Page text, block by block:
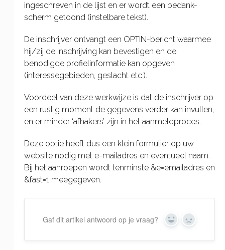
ingeschreven in de lijst en er wordt een bedank-
scherm getoond (instelbare tekst).
De inschrijver ontvangt een OPTIN-bericht waarmee
hij/zij de inschrijving kan bevestigen en de
benodigde profielinformatie kan opgeven
(interessegebieden, geslacht etc.).
Voordeel van deze werkwijze is dat de inschrijver op
een rustig moment de gegevens verder kan invullen,
en er minder ‘afhakers’ zijn in het aanmeldproces.
Deze optie heeft dus een klein formulier op uw
website nodig met e-mailadres en eventueel naam.
Bij het aanroepen wordt tenminste &e=emailadres en
&fast=1 meegegeven.
Gaf dit artikel antwoord op je vraag? Yes No